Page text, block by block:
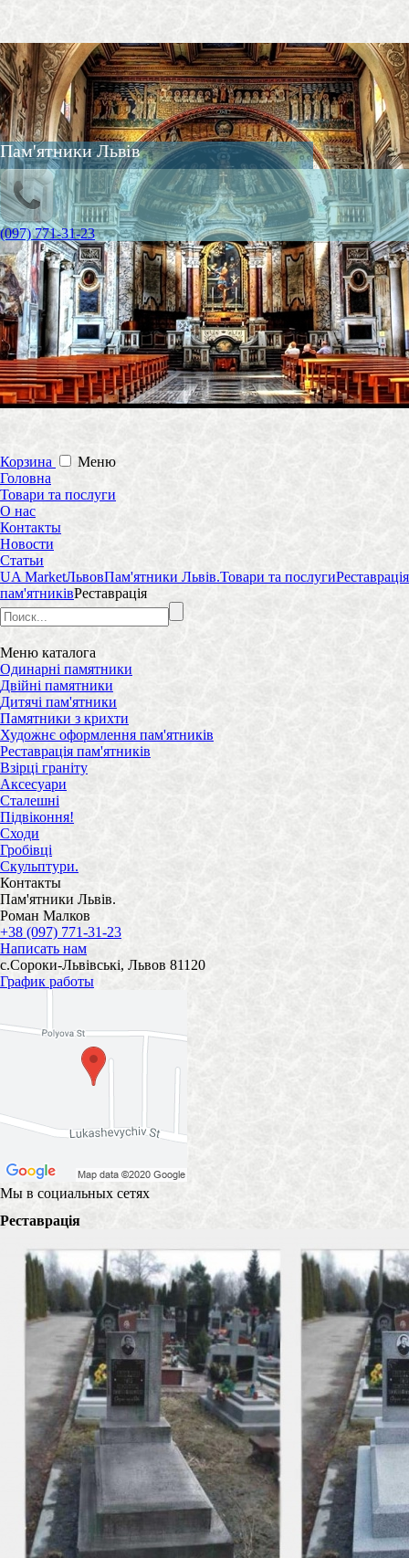
Пам'ятники Львів
(097) 771-31-23
Корзина
Меню
Головна
Товари та послуги
О нас
Контакты
Новости
Статьи
UA MarketЛьвовПам'ятники Львів.Товари та послугиРеставрація
пам'ятниківРеставрація
Меню каталога
Одинарні памятники
Двійні памятники
Дитячі пам'ятники
Памятники з крихти
Художнє оформлення пам'ятників
Реставрація пам'ятників
Взірці граніту
Аксесуари
Сталешні
Підвіконня!
Сходи
Гробівці
Скульптури.
Контакты
Пам'ятники Львів.
Роман Малков
+38 (097) 771-31-23
Написать нам
с.Сороки-Львівські, Львов 81120
График работы
Мы в социальных сетях
Реставрація